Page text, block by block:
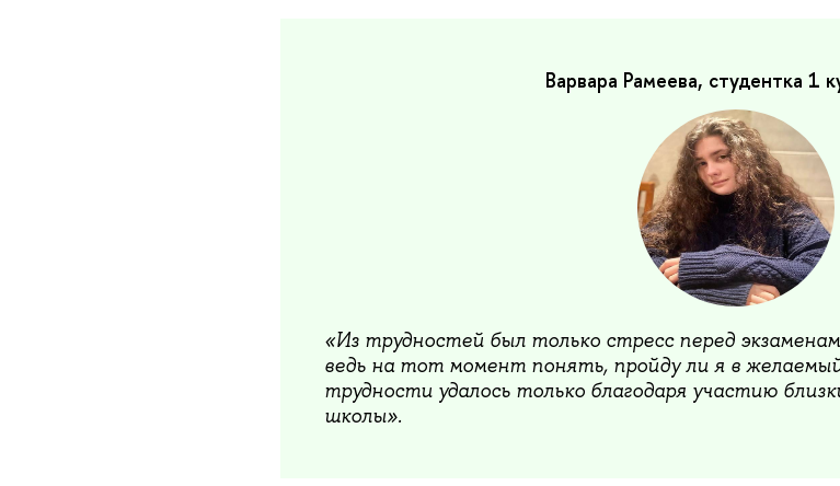
Варвара Рамеева, студентка 1
«Из трудностей был только стресс перед
ведь на тот момент понять, пройду ли я в
трудности удалось только благодаря участию
школы».